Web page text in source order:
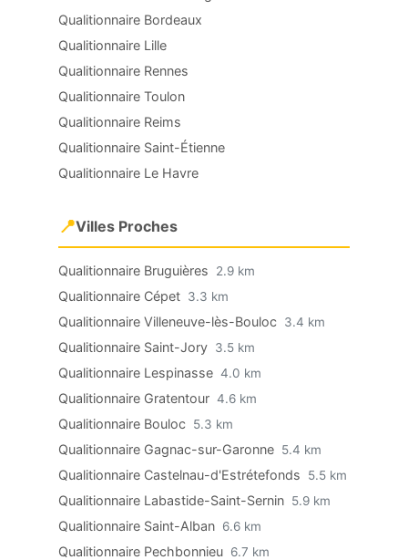
Qualitionnaire Bordeaux
Qualitionnaire Lille
Qualitionnaire Rennes
Qualitionnaire Toulon
Qualitionnaire Reims
Qualitionnaire Saint-Étienne
Qualitionnaire Le Havre
📍Villes Proches
Qualitionnaire Bruguières 2.9 km
Qualitionnaire Cépet 3.3 km
Qualitionnaire Villeneuve-lès-Bouloc 3.4 km
Qualitionnaire Saint-Jory 3.5 km
Qualitionnaire Lespinasse 4.0 km
Qualitionnaire Gratentour 4.6 km
Qualitionnaire Bouloc 5.3 km
Qualitionnaire Gagnac-sur-Garonne 5.4 km
Qualitionnaire Castelnau-d'Estrétefonds 5.5 km
Qualitionnaire Labastide-Saint-Sernin 5.9 km
Qualitionnaire Saint-Alban 6.6 km
Qualitionnaire Pechbonnieu 6.7 km